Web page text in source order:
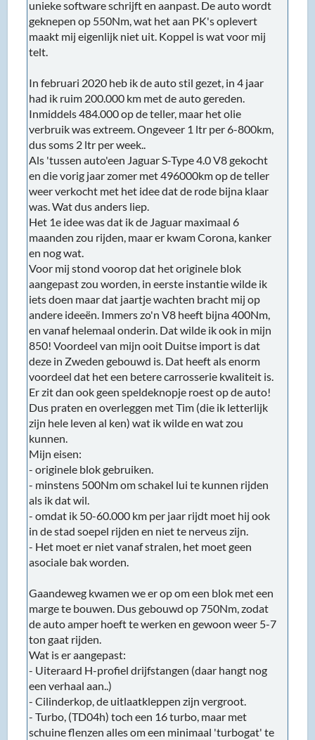
unieke software schrijft en aanpast. De auto wordt
geknepen op 550Nm, wat het aan PK's oplevert
maakt mij eigenlijk niet uit. Koppel is wat voor mij
telt.
In februari 2020 heb ik de auto stil gezet, in 4 jaar
had ik ruim 200.000 km met de auto gereden.
Inmiddels 484.000 op de teller, maar het olie
verbruik was extreem. Ongeveer 1 ltr per 6-800km,
dus soms 2 ltr per week..
Als 'tussen auto'een Jaguar S-Type 4.0 V8 gekocht
en die vorig jaar zomer met 496000km op de teller
weer verkocht met het idee dat de rode bijna klaar
was. Wat dus anders liep.
Het 1e idee was dat ik de Jaguar maximaal 6
maanden zou rijden, maar er kwam Corona, kanker
en nog wat.
Voor mij stond voorop dat het originele blok
aangepast zou worden, in eerste instantie wilde ik
iets doen maar dat jaartje wachten bracht mij op
andere ideeën. Immers zo'n V8 heeft bijna 400Nm,
en vanaf helemaal onderin. Dat wilde ik ook in mijn
850! Voordeel van mijn ooit Duitse import is dat
deze in Zweden gebouwd is. Dat heeft als enorm
voordeel dat het een betere carrosserie kwaliteit is.
Er zit dan ook geen speldeknopje roest op de auto!
Dus praten en overleggen met Tim (die ik letterlijk
zijn hele leven al ken) wat ik wilde en wat zou
kunnen.
Mijn eisen:
- originele blok gebruiken.
- minstens 500Nm om schakel lui te kunnen rijden
als ik dat wil.
- omdat ik 50-60.000 km per jaar rijdt moet hij ook
in de stad soepel rijden en niet te nerveus zijn.
- Het moet er niet vanaf stralen, het moet geen
asociale bak worden.
Gaandeweg kwamen we er op om een blok met een
marge te bouwen. Dus gebouwd op 750Nm, zodat
de auto amper hoeft te werken en gewoon weer 5-7
ton gaat rijden.
Wat is er aangepast:
- Uiteraard H-profiel drijfstangen (daar hangt nog
een verhaal aan..)
- Cilinderkop, de uitlaatkleppen zijn vergroot.
- Turbo, (TD04h) toch een 16 turbo, maar met
schuine flenzen alles om een minimaal 'turbogat' te